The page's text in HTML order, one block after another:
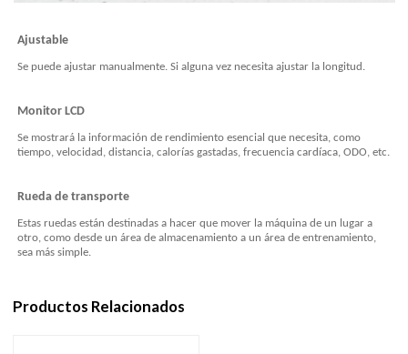
Ajustable
Se puede ajustar manualmente. Si alguna vez necesita ajustar la longitud.
Monitor LCD
Se mostrará la información de rendimiento esencial que necesita, como
tiempo, velocidad, distancia, calorías gastadas, frecuencia cardíaca, ODO, etc.
Rueda de transporte
Estas ruedas están destinadas a hacer que mover la máquina de un lugar a
otro, como desde un área de almacenamiento a un área de entrenamiento,
sea más simple.
Productos Relacionados